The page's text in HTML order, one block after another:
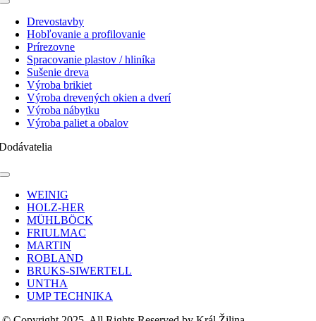
Toggle
NavigationDrevostavby
Hobľovanie a profilovanie
Prírezovne
Spracovanie plastov / hliníka
Sušenie dreva
Výroba brikiet
Výroba drevených okien a dverí
Výroba nábytku
Výroba paliet a obalov
Toggle
NavigationWEINIG
HOLZ-HER
MÜHLBÖCK
FRIULMAC
MARTIN
ROBLAND
BRUKS-SIWERTELL
UNTHA
UMP TECHNIKA